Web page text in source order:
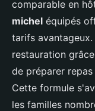
comparable en
michel équipés
tarifs
restauration
de préparer
Cette formule
les familles